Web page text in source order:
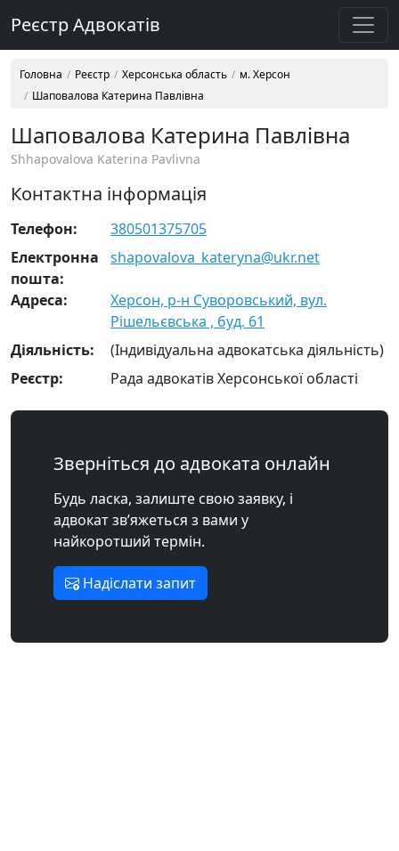
Реєстр Адвокатів
Головна Реєстр Херсонська область
м. Херсон
Шаповалова Катерина Павлівна
Шаповалова Катерина Павлівна
Shhapovalova Katerina Pavlivna
Контактна інформація
Телефон:
380501375705
Електронна
пошта:
shapovalova_kateryna@ukr.net
Адреса:
Херсон, р-н Суворовський, вул.
Рішельєвська , буд. 61
Діяльність:
(Індивідуальна адвокатська діяльність)
Реєстр:
Рада адвокатів Херсонської області
Зверніться до адвоката онлайн
Будь ласка, залиште свою заявку, і
адвокат зв’яжеться з вами у
найкоротший термін.
Надіслати запит